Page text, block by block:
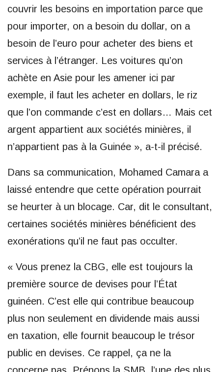
couvrir les besoins en importation parce que
pour importer, on a besoin du dollar, on a
besoin de l’euro pour acheter des biens et
services à l’étranger. Les voitures qu’on
achète en Asie pour les amener ici par
exemple, il faut les acheter en dollars, le riz
que l’on commande c’est en dollars… Mais cet
argent appartient aux sociétés minières, il
n’appartient pas à la Guinée », a-t-il précisé.
Dans sa communication, Mohamed Camara a
laissé entendre que cette opération pourrait
se heurter à un blocage. Car, dit le consultant,
certaines sociétés minières bénéficient des
exonérations qu’il ne faut pas occulter.
« Vous prenez la CBG, elle est toujours la
première source de devises pour l’État
guinéen. C’est elle qui contribue beaucoup
plus non seulement en dividende mais aussi
en taxation, elle fournit beaucoup le trésor
public en devises. Ce rappel, ça ne la